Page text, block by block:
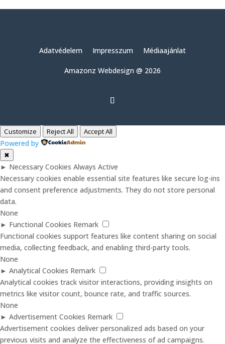
Adatvédelem Impresszum Médiaajánlat
Amazonz Webdesign @ 2026
Customize Reject All Accept All
Powered by
✖
► Necessary Cookies Always Active
Necessary cookies enable essential site features like secure log-ins
and consent preference adjustments. They do not store personal
data.
None
► Functional Cookies Remark
Functional cookies support features like content sharing on social
media, collecting feedback, and enabling third-party tools.
None
► Analytical Cookies Remark
Analytical cookies track visitor interactions, providing insights on
metrics like visitor count, bounce rate, and traffic sources.
None
► Advertisement Cookies Remark
Advertisement cookies deliver personalized ads based on your
previous visits and analyze the effectiveness of ad campaigns.